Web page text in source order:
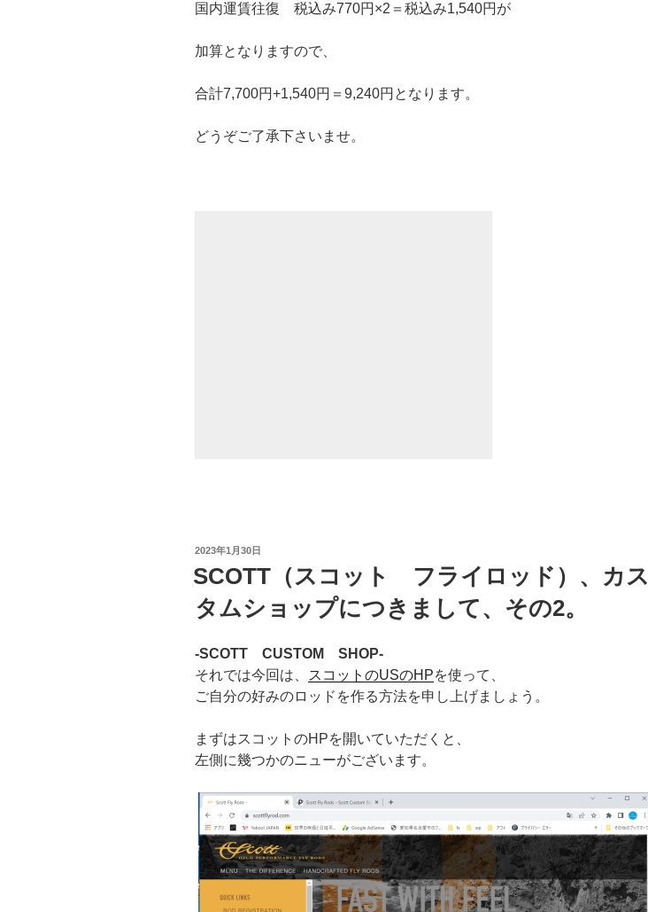
国内運賃往復 税込み770円×2＝税込み1,540円が
加算となりますので、
合計7,700円+1,540円＝9,240円となります。
どうぞご了承下さいませ。
投
日:
2023年1月30日
SCOTT（スコット フライロッド）、カス
タムショップにつきまして、その2。
-SCOTT CUSTOM SHOP-
それでは今回は、
スコットのUSのHPを使って、
ご自分の好みのロッドを作る方法を申し上げましょう。
まずはスコットのHPを開いていただくと、
左側に幾つかのニューがございます。